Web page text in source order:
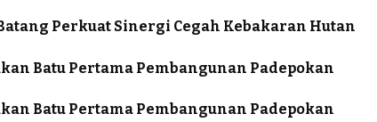
Perkuat Sinergi Cegah Kebakaran Hutan
Batu Pertama Pembangunan Padepokan
Batu Pertama Pembangunan Padepokan